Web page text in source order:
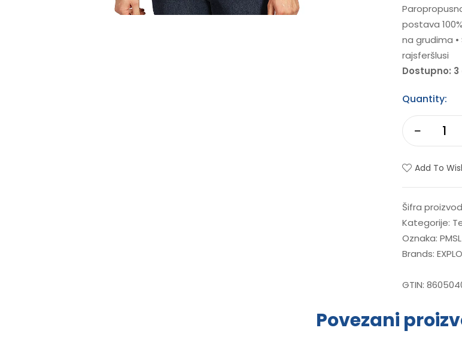
postava
na grudima •
rajsferšlusi
Dostupno:
Quantity:
Add To
Šifra
Kategorije:
Oznaka: PMSL
Brands:
GTIN:
Povezani